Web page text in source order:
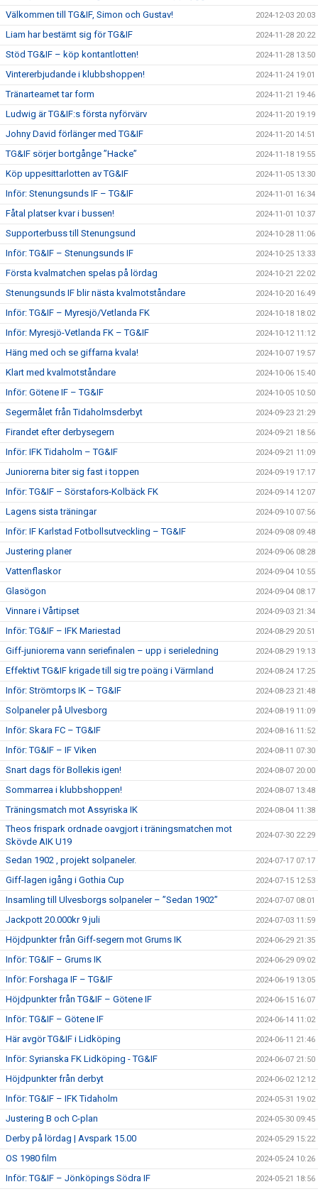
Välkommen till TG&IF, Simon och Gustav! 2024-12-03 20:03
Liam har bestämt sig för TG&IF 2024-11-28 20:22
Stöd TG&IF – köp kontantlotten! 2024-11-28 13:50
Vintererbjudande i klubbshoppen! 2024-11-24 19:01
Tränarteamet tar form 2024-11-21 19:46
Ludwig är TG&IF:s första nyförvärv 2024-11-20 19:19
Johny David förlänger med TG&IF 2024-11-20 14:51
TG&IF sörjer bortgånge ”Hacke” 2024-11-18 19:55
Köp uppesittarlotten av TG&IF 2024-11-05 13:30
Inför: Stenungsunds IF – TG&IF 2024-11-01 16:34
Fåtal platser kvar i bussen! 2024-11-01 10:37
Supporterbuss till Stenungsund 2024-10-28 11:06
Inför: TG&IF – Stenungsunds IF 2024-10-25 13:33
Första kvalmatchen spelas på lördag 2024-10-21 22:02
Stenungsunds IF blir nästa kvalmotståndare 2024-10-20 16:49
Inför: TG&IF – Myresjö/Vetlanda FK 2024-10-18 18:02
Inför: Myresjö-Vetlanda FK – TG&IF 2024-10-12 11:12
Häng med och se giffarna kvala! 2024-10-07 19:57
Klart med kvalmotståndare 2024-10-06 15:40
Inför: Götene IF – TG&IF 2024-10-05 10:50
Segermålet från Tidaholmsderbyt 2024-09-23 21:29
Firandet efter derbysegern 2024-09-21 18:56
Inför: IFK Tidaholm – TG&IF 2024-09-21 11:09
Juniorerna biter sig fast i toppen 2024-09-19 17:17
Inför: TG&IF – Sörstafors-Kolbäck FK 2024-09-14 12:07
Lagens sista träningar 2024-09-10 07:56
Inför: IF Karlstad Fotbollsutveckling – TG&IF 2024-09-08 09:48
Justering planer 2024-09-06 08:28
Vattenflaskor 2024-09-04 10:55
Glasögon 2024-09-04 08:17
Vinnare i Vårtipset 2024-09-03 21:34
Inför: TG&IF – IFK Mariestad 2024-08-29 20:51
Giff-juniorerna vann seriefinalen – upp i serieledning 2024-08-29 19:13
Effektivt TG&IF krigade till sig tre poäng i Värmland 2024-08-24 17:25
Inför: Strömtorps IK – TG&IF 2024-08-23 21:48
Solpaneler på Ulvesborg 2024-08-19 11:09
Inför: Skara FC – TG&IF 2024-08-16 11:52
Inför: TG&IF – IF Viken 2024-08-11 07:30
Snart dags för Bollekis igen! 2024-08-07 20:00
Sommarrea i klubbshoppen! 2024-08-07 13:48
Träningsmatch mot Assyriska IK 2024-08-04 11:38
Theos frispark ordnade oavgjort i träningsmatchen mot
Skövde AIK U19
2024-07-30 22:29
Sedan 1902 , projekt solpaneler. 2024-07-17 07:17
Giff-lagen igång i Gothia Cup 2024-07-15 12:53
Insamling till Ulvesborgs solpaneler – ”Sedan 1902” 2024-07-07 08:01
Jackpott 20.000kr 9 juli 2024-07-03 11:59
Höjdpunkter från Giff-segern mot Grums IK 2024-06-29 21:35
Inför: TG&IF – Grums IK 2024-06-29 09:02
Inför: Forshaga IF – TG&IF 2024-06-19 13:05
Höjdpunkter från TG&IF – Götene IF 2024-06-15 16:07
Inför: TG&IF – Götene IF 2024-06-14 11:02
Här avgör TG&IF i Lidköping 2024-06-11 21:46
Inför: Syrianska FK Lidköping - TG&IF 2024-06-07 21:50
Höjdpunkter från derbyt 2024-06-02 12:12
Inför: TG&IF – IFK Tidaholm 2024-05-31 19:02
Justering B och C-plan 2024-05-30 09:45
Derby på lördag | Avspark 15.00 2024-05-29 15:22
OS 1980 film 2024-05-24 10:26
Inför: TG&IF – Jönköpings Södra IF 2024-05-21 18:56